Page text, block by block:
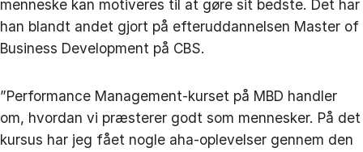
menneske kan motiveres til at gøre sit bedste. Det har
han blandt andet gjort på efteruddannelsen Master of
Business Development på CBS.
”Performance Management-kurset på MBD handler
om, hvordan vi præsterer godt som mennesker. På det
kursus har jeg fået nogle aha-oplevelser gennem den